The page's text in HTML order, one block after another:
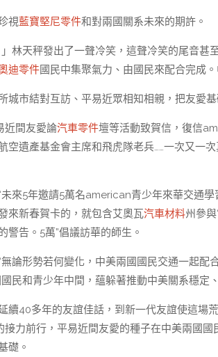
視藍寶堅尼零件和對兩國關系未來的期許。
林天秤發出了一聲冷笑，這聲冷笑的尾音甚
迪零件國民中集聚氣力、由國民來配合完成
城市結對互訪、平易近眾相知相親，把友愛
近間友愛論汽車零件壇等活動致賀信，復信
空遺產基金會主席和飛虎隊老兵……一次又一
未來5年邀請5萬名american青少年來華交通
來新春賀卡的，就包含艾奧瓦汽車材料州參
告。5萬”倡議訪華的師生。
論形勢若何變化，中美兩國國民交通一起配
國民和青少年中間，蘊躲著推動中美關系穩定
續40多年的友誼佳話，到新一代友誼使這場
力前行，平易近間友愛的種子在中美兩國
礎。